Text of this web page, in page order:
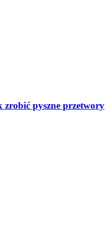
pyszne przetwory